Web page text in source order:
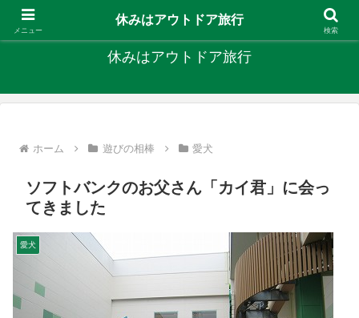
キャンプ、釣り、旅行など外遊びを楽しんでます
休みはアウトドア旅行
ホーム 遊びの相棒 愛犬
ソフトバンクのお父さん「カイ君」に会っ
てきました
愛犬
メニュー
休みはアウトドア旅行
検索